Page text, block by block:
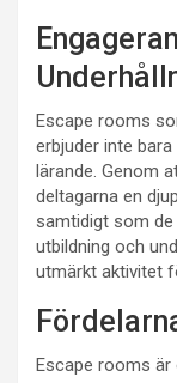
Escape rooms
erbjuder inte
lärande. Genom
deltagarna en
samtidigt som de
utbildning och
utmärkt aktivitet
Escape rooms